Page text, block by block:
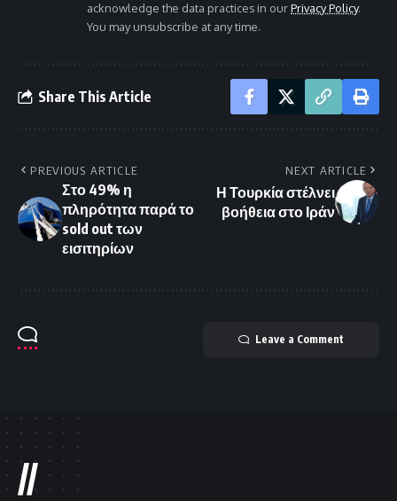
acknowledge the data practices in ourPrivacy Policy.
You may unsubscribe at any time.
Share This Article
PREVIOUS ARTICLE
Στο 49% η
πληρότητα παρά το
sold out των
εισιτηρίων
NEXT ARTICLE
Η Τουρκία στέλνει
βοήθεια στο Ιράν
Leave a Comment
//